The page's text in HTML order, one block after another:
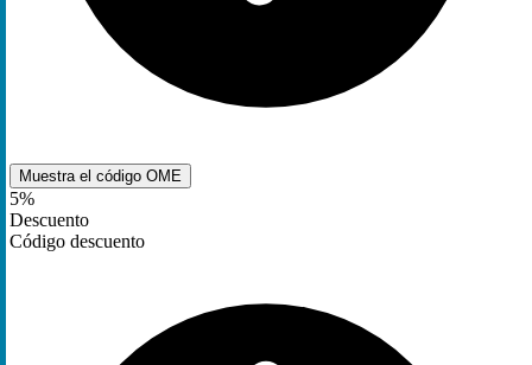
Muestra el código OME
5%
Descuento
Código descuento